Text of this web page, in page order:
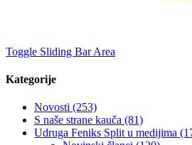
Toggle Sliding Bar Area
Kategorije
Novosti (253)
S naše strane kauča (81)
Udruga Feniks Split u medijima